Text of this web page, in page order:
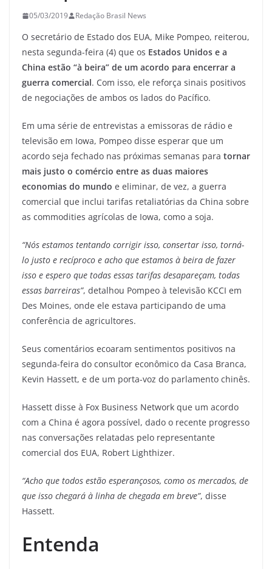
05/03/2019 Redação Brasil News
O secretário de Estado dos EUA, Mike Pompeo, reiterou,
nesta segunda-feira (4) que os Estados Unidos e a
China estão “à beira” de um acordo para encerrar a
guerra comercial. Com isso, ele reforça sinais positivos
de negociações de ambos os lados do Pacífico.
Em uma série de entrevistas a emissoras de rádio e
televisão em Iowa, Pompeo disse esperar que um
acordo seja fechado nas próximas semanas para tornar
mais justo o comércio entre as duas maiores
economias do mundo e eliminar, de vez, a guerra
comercial que inclui tarifas retaliatórias da China sobre
as commodities agrícolas de Iowa, como a soja.
“Nós estamos tentando corrigir isso, consertar isso, torná-
lo justo e recíproco e acho que estamos à beira de fazer
isso e espero que todas essas tarifas desapareçam, todas
essas barreiras”, detalhou Pompeo à televisão KCCI em
Des Moines, onde ele estava participando de uma
conferência de agricultores.
Seus comentários ecoaram sentimentos positivos na
segunda-feira do consultor econômico da Casa Branca,
Kevin Hassett, e de um porta-voz do parlamento chinês.
Hassett disse à Fox Business Network que um acordo
com a China é agora possível, dado o recente progresso
nas conversações relatadas pelo representante
comercial dos EUA, Robert Lighthizer.
“Acho que todos estão esperançosos, como os mercados, de
que isso chegará à linha de chegada em breve”, disse
Hassett.
Entenda